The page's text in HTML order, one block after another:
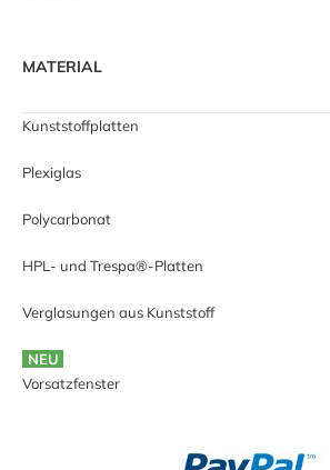
MATERIAL
Kunststoffplatten
Plexiglas
Polycarbonat
HPL- und Trespa®-Platten
Verglasungen aus Kunststoff
NEU
Vorsatzfenster